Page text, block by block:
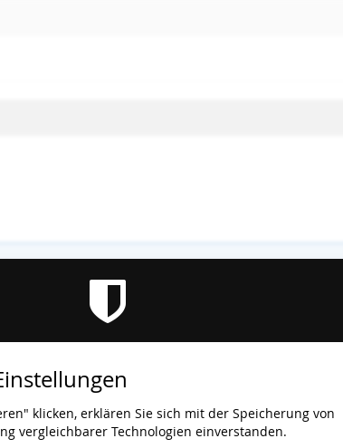
klicken, erklären Sie sich mit der Speicherung von
vergleichbarer Technologien einverstanden.